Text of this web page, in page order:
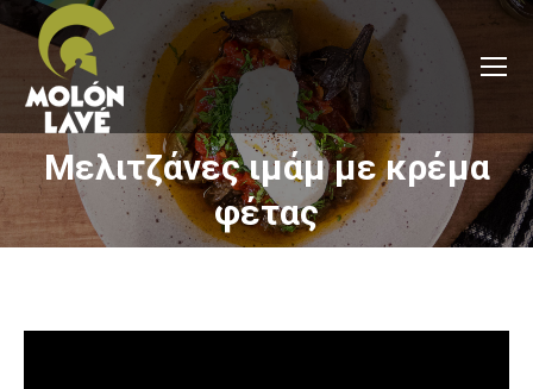
Μελιτζάνες ιμάμ με κρέμα
φέτας
You are here: